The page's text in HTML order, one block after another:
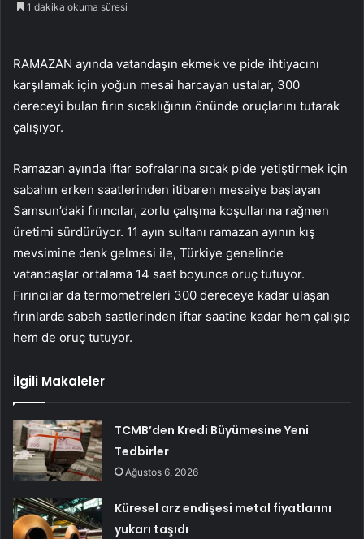
1 dakika okuma süresi
RAMAZAN ayında vatandaşın ekmek ve pide ihtiyacını
karşılamak için yoğun mesai harcayan ustalar, 300
dereceyi bulan fırın sıcaklığının önünde oruçlarını tutarak
çalışıyor.
Ramazan ayında iftar sofralarına sıcak pide yetiştirmek için
sabahın erken saatlerinden itibaren mesaiye başlayan
Samsun’daki fırıncılar, zorlu çalışma koşullarına rağmen
üretimi sürdürüyor. 11 ayın sultanı ramazan ayının kış
mevsimine denk gelmesi ile, Türkiye genelinde
vatandaşlar ortalama 14 saat boyunca oruç tutuyor.
Fırıncılar da termometreleri 300 dereceye kadar ulaşan
fırınlarda sabah saatlerinden iftar saatine kadar hem çalışıp
hem de oruç tutuyor.
İlgili Makaleler
TCMB’den Kredi Büyümesine Yeni
Tedbirler
Ağustos 6, 2026
Küresel arz endişesi metal fiyatlarını
yukarı taşıdı